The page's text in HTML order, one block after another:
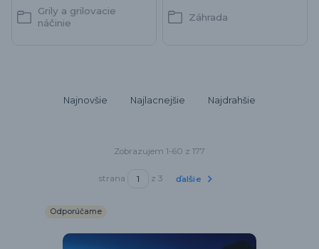
Grily a grilovacie
náčinie
Záhrada
Najnovšie Najlacnejšie Najdrahšie
Zobrazujem 1-60 z 177
strana z 3 ďalšie
Odporúčame